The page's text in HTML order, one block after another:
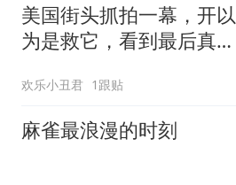
美国街头抓拍一幕，开以
为是救它，看到最后真相
欢乐小丑君 1跟贴
麻雀最浪漫的时刻